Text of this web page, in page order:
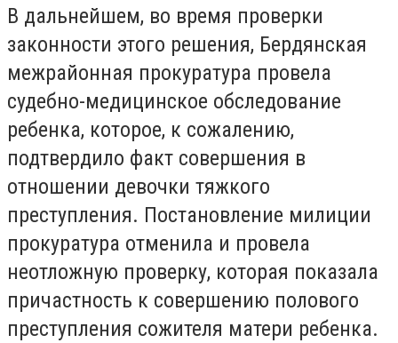
В дальнейшем, во время проверки
законности этого решения, Бердянская
межрайонная прокуратура провела
судебно-медицинское обследование
ребенка, которое, к сожалению,
подтвердило факт совершения в
отношении девочки тяжкого
преступления. Постановление милиции
прокуратура отменила и провела
неотложную проверку, которая показала
причастность к совершению полового
преступления сожителя матери ребенка.